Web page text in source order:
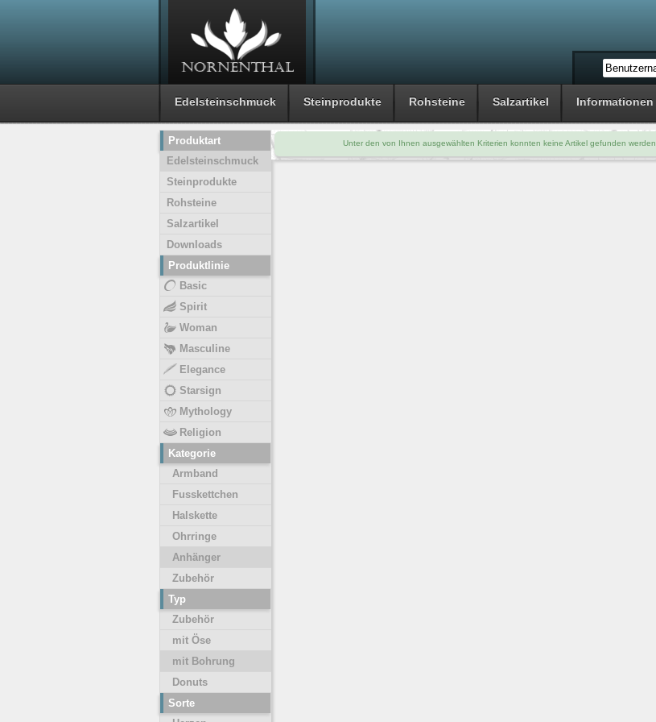
Edelsteinschmuck Steinprodukte Rohsteine Salzartikel Informationen
Unter den von Ihnen ausgewählten Kriterien konnten keine Artikel gefunden werden.
Produktart
Edelsteinschmuck
Steinprodukte
Rohsteine
Salzartikel
Downloads
Produktlinie
Basic
Spirit
Woman
Masculine
Elegance
Starsign
Mythology
Religion
Kategorie
Armband
Fusskettchen
Halskette
Ohrringe
Anhänger
Zubehör
Typ
Zubehör
mit Öse
mit Bohrung
Donuts
Sorte